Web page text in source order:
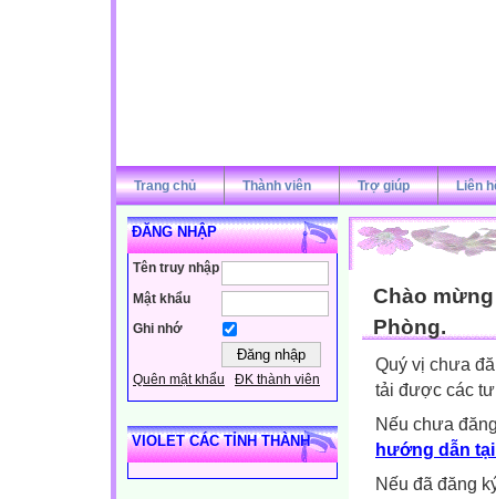
Trang chủ Thành viên Trợ giúp Liên
ĐĂNG NHẬP
Tên truy nhập
Mật khẩu
Ghi nhớ
Quên mật khẩu ĐK thành viên
VIOLET CÁC TỈNH THÀNH
Chào
Phòng.
Quý vị chưa
tải được các
Nếu chưa
hướng dẫn
Nếu đã đăng